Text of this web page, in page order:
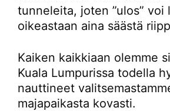
tunneleita, joten ”ulos” voi
oikeastaan aina säästä
Kaiken kaikkiaan olemme
Kuala Lumpurissa todella
nauttineet
majapaikasta kovasti.